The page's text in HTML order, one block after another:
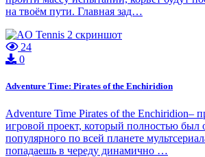
на твоём пути. Главная зад…
24
0
Adventure Time: Pirates of the Enchiridion
Adventure Time Pirates of the Enchiridion–
игровой проект, который полностью был
популярного по всей планете
попадаешь в череду динамично …